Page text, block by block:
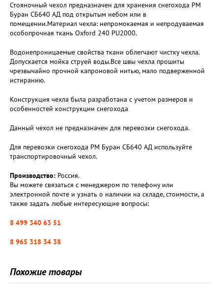
Стояночный чехол предназначен для хранения снегохода РМ
Буран СБ640 АД под открытым небом или в
помещении.Материал чехла: непромокаемая и непродуваемая
особопрочная ткань Oxford 240 PU2000.
Водонепроницаемые свойства ткани облегчают чистку чехла.
Допускается мойка струей воды.Все швы чехла прошиты
чрезвычайно прочной капроновой нитью, мало подверженной
истиранию.
Конструкция чехла была разработана с учетом размеров и
особенностей конструкции снегохода
Данный чехол не предназначен для перевозки снегохода.
Для перевозки снегохода РМ Буран СБ640 АД используйте
транспортировочный чехол.
Производство: Россия.
Вы можете связаться с менеджером по телефону или
электронной почте и узнать о наличии на складе, стоимости, а
также задать любые интересующие вопросы:
8 499 340 63 51
8 965 318 34 38
Похожие товары